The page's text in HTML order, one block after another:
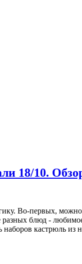
18/10.
Во-первых,
блюд -
кастрюль